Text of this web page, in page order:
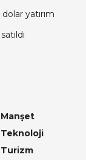
yatırım
Manşet
Teknoloji
Turizm